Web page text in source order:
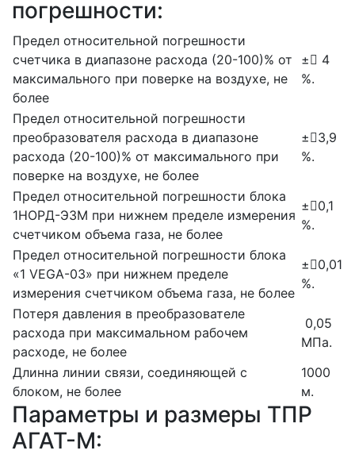
погрешности:
Предел относительной погрешности
счетчика в диапазоне расхода (20-100)% от
максимального при поверке на воздухе, не
более
± 4
%.
Предел относительной погрешности
преобразователя расхода в диапазоне
расхода (20-100)% от максимального при
поверке на воздухе, не более
±3,9
%.
Предел относительной погрешности блока
1НОРД-Э3М при нижнем пределе измерения
счетчиком объема газа, не более
±0,1
%.
Предел относительной погрешности блока
«1 VEGA-03» при нижнем пределе
измерения счетчиком объема газа, не более
±0,01
%.
Потеря давления в преобразователе
расхода при максимальном рабочем
расходе, не более
0,05
МПа.
Длинна линии связи, соединяющей с
блоком, не более
1000
м.
Параметры и размеры ТПР
АГАТ-М: